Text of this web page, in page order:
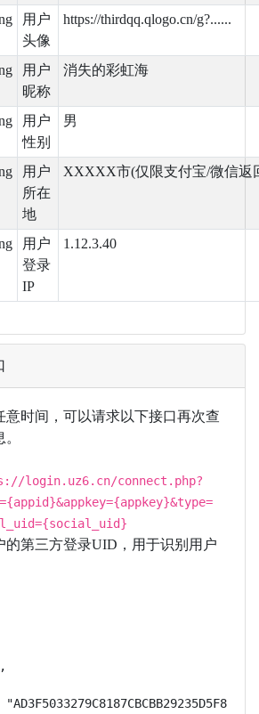
用户
头像
https://thirdqq.qlogo.cn/g?......
用户
昵称
消失的彩虹海
用户
性别
男
用户
所在
地
XXXXX市(仅限支付宝/微信返
用户
登录
IP
1.12.3.40
意时间，可以请求以下接口再次查
login.uz6.cn/connect.php?
的第三方登录UID，用于识别用户